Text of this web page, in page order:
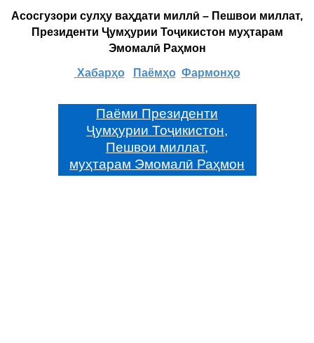
Асосгузори сулҳу ваҳдати миллӣ – Пешвои миллат,
Президенти Ҷумҳурии Тоҷикистон муҳтарам
Эмомалӣ Раҳмон
Хабарҳо Паёмҳо Фармонҳо
Паёми Президенти
Ҷумҳурии Тоҷикистон,
Пешвои миллат,
муҳтарам Эмомалӣ Раҳмон